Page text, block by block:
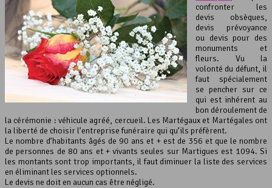
confronter les
devis obsèques,
devis prévoyance
ou devis pour des
monuments et
fleurs. Vu la
volonté du défunt, il
faut spécialement
se pencher sur ce
qui est inhérent au
bon déroulement de
la cérémonie : véhicule agréé, cercueil. Les Martégaux et Martégales ont
la liberté de choisir l’entreprise funéraire qui qu’ils préfèrent.
Le nombre d’habitants âgés de 90 ans et + est de 356 et que le nombre
de personnes de 80 ans et + vivants seules sur Martigues est 1094. Si
les montants sont trop importants, il faut diminuer la liste des services
en éliminant les services optionnels.
Le devis ne doit en aucun cas être négligé.